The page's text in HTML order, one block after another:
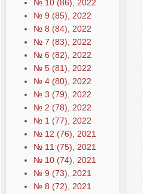
№ 10 (86), 2022
№ 9 (85), 2022
№ 8 (84), 2022
№ 7 (83), 2022
№ 6 (82), 2022
№ 5 (81), 2022
№ 4 (80), 2022
№ 3 (79), 2022
№ 2 (78), 2022
№ 1 (77), 2022
№ 12 (76), 2021
№ 11 (75), 2021
№ 10 (74), 2021
№ 9 (73), 2021
№ 8 (72), 2021